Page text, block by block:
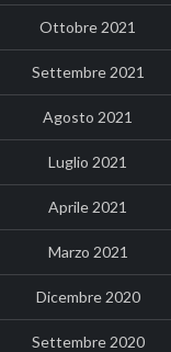
Ottobre 2021
Settembre 2021
Agosto 2021
Luglio 2021
Aprile 2021
Marzo 2021
Dicembre 2020
Settembre 2020